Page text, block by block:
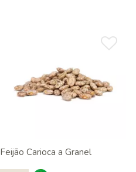
Feijão Carioca a Granel